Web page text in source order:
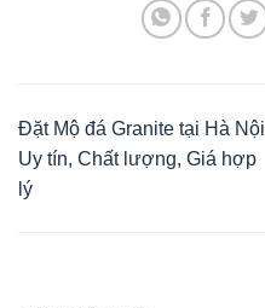
Đặt Mộ đá Granite tại Hà Nội
Uy tín, Chất lượng, Giá hợp
lý